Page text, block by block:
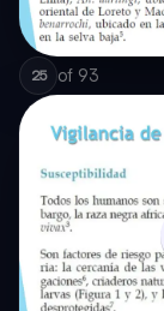
25 of 93